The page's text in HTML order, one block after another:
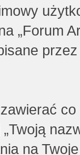
„Forum
na